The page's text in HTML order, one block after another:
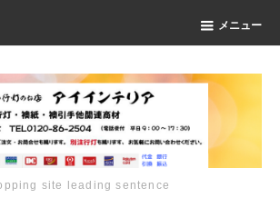
メニュー
site leading sentence